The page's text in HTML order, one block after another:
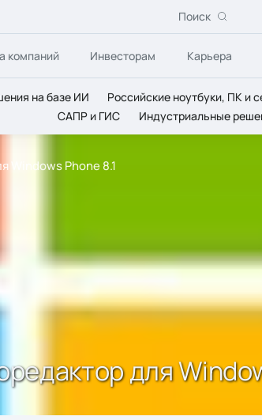
Поиск
компаний Инвесторам Карьера
на базе ИИ Российские ноутбуки, ПК и
САПР и ГИС
Индустриальные
Windows Phone 8.1
для